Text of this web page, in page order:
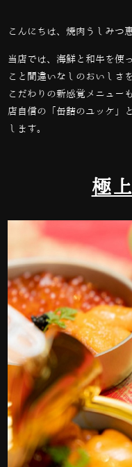
こんにちは、焼肉うしみつ
当店では、海鮮と和牛を使
こと間違いなしのおいしさ
こだわりの新感覚メニュー
店自信の「缶詰のユッケ」
します。
極